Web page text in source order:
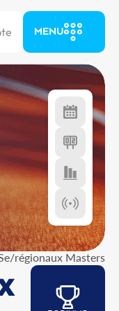
MENU
régionaux Masters